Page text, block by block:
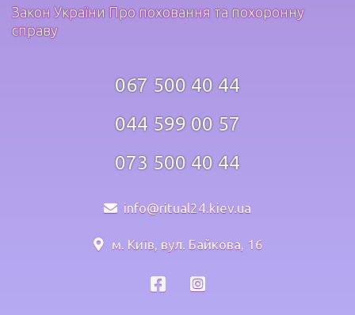
Закон України Про поховання та похоронну
справу
067 500 40 44
044 599 00 57
073 500 40 44
info@ritual24.kiev.ua
м. Київ, вул. Байкова, 16